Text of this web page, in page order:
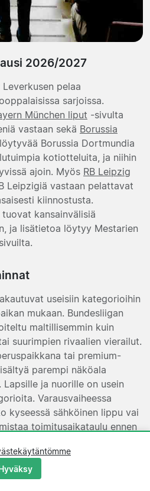
2026/2027
pelaa
sarjoissa.
München liput -sivulta
vastaan sekä Borussia
Borussia Dortmundia
kotiotteluita, ja niihin
ajoin. Myös RB Leipzig
Leipzigiä vastaan pelattavat
kiinnostusta.
kansainvälisiä
ja lisätietoa löytyy Mestarien
useisiin kategorioihin
mukaan. Bundesliigan
maltillisemmin kuin
suurimpien rivaalien vierailut.
tai premium-
parempi näköala
ja nuorille on usein
Varausvaiheessa
kyseessä sähköinen lippu vai
toimitusaikataulu ennen